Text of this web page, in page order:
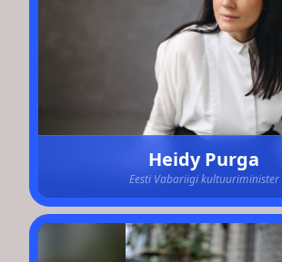
Heidy Purga
Eesti Vabariigi kultuuriminister